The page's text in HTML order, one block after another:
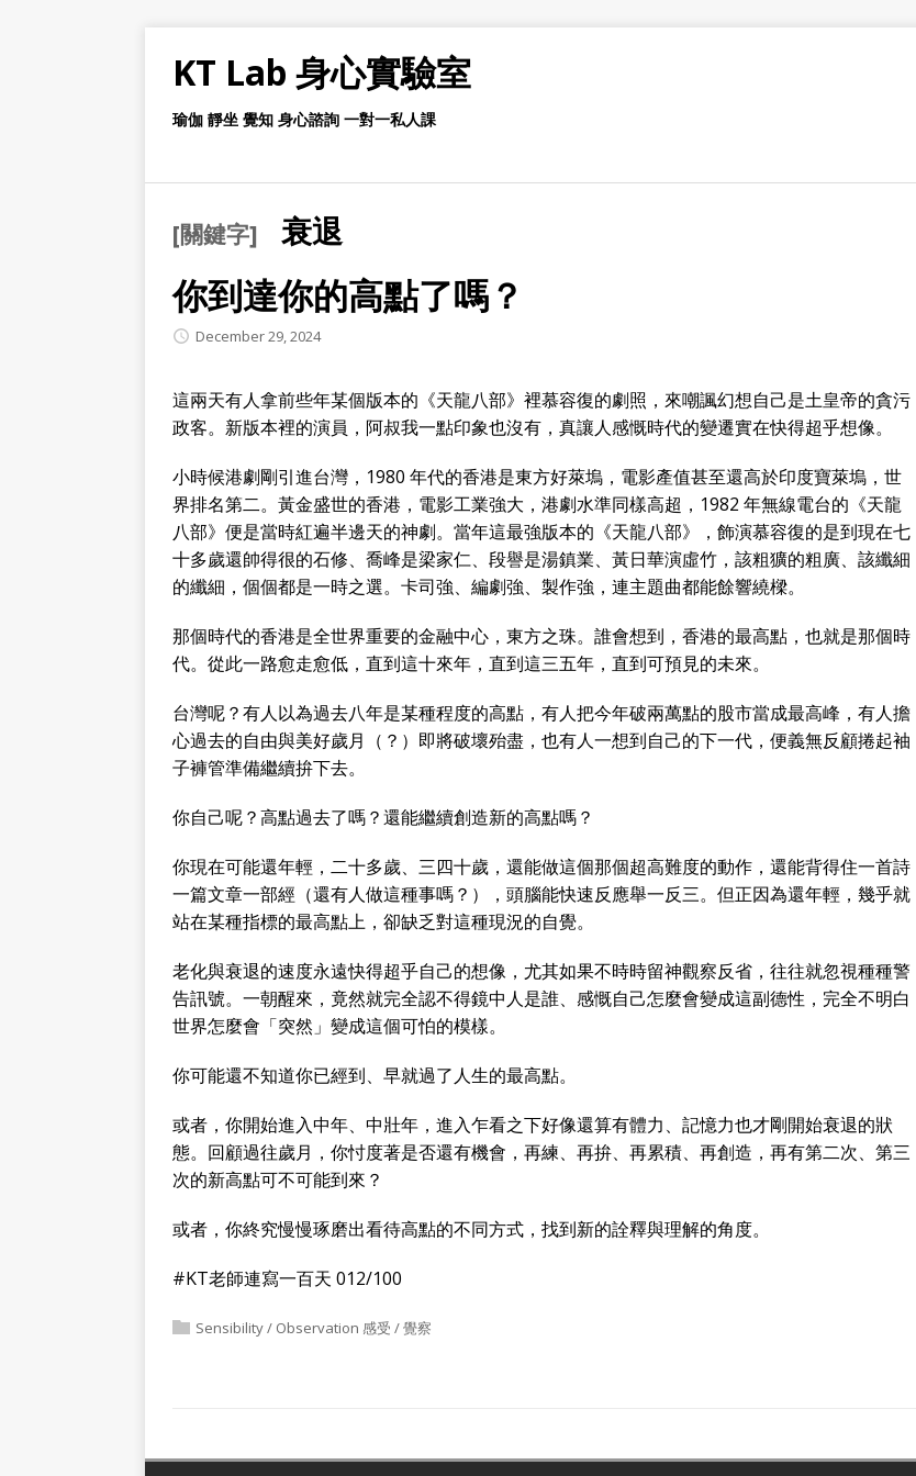
KT Lab 身心實驗室
瑜伽 靜坐 覺知 身心諮詢 一對一私人課
[關鍵字] 衰退
你到達你的高點了嗎？
December 29, 2024
這兩天有人拿前些年某個版本的《天龍八部》裡慕容復的劇照，來嘲諷幻想自己是土皇帝的貪污
政客。新版本裡的演員，阿叔我一點印象也沒有，真讓人感慨時代的變遷實在快得超乎想像。
小時候港劇剛引進台灣，1980 年代的香港是東方好萊塢，電影產值甚至還高於印度寶萊塢，世
界排名第二。黃金盛世的香港，電影工業強大，港劇水準同樣高超，1982 年無線電台的《天龍
八部》便是當時紅遍半邊天的神劇。當年這最強版本的《天龍八部》，飾演慕容復的是到現在七
十多歲還帥得很的石修、喬峰是梁家仁、段譽是湯鎮業、黃日華演虛竹，該粗獷的粗廣、該纖細
的纖細，個個都是一時之選。卡司強、編劇強、製作強，連主題曲都能餘響繞樑。
那個時代的香港是全世界重要的金融中心，東方之珠。誰會想到，香港的最高點，也就是那個時
代。從此一路愈走愈低，直到這十來年，直到這三五年，直到可預見的未來。
台灣呢？有人以為過去八年是某種程度的高點，有人把今年破兩萬點的股市當成最高峰，有人擔
心過去的自由與美好歲月（？）即將破壞殆盡，也有人一想到自己的下一代，便義無反顧捲起袖
子褲管準備繼續拚下去。
你自己呢？高點過去了嗎？還能繼續創造新的高點嗎？
你現在可能還年輕，二十多歲、三四十歲，還能做這個那個超高難度的動作，還能背得住一首詩
一篇文章一部經（還有人做這種事嗎？），頭腦能快速反應舉一反三。但正因為還年輕，幾乎就
站在某種指標的最高點上，卻缺乏對這種現況的自覺。
老化與衰退的速度永遠快得超乎自己的想像，尤其如果不時時留神觀察反省，往往就忽視種種警
告訊號。一朝醒來，竟然就完全認不得鏡中人是誰、感慨自己怎麼會變成這副德性，完全不明白
世界怎麼會「突然」變成這個可怕的模樣。
你可能還不知道你已經到、早就過了人生的最高點。
或者，你開始進入中年、中壯年，進入乍看之下好像還算有體力、記憶力也才剛開始衰退的狀
態。回顧過往歲月，你忖度著是否還有機會，再練、再拚、再累積、再創造，再有第二次、第三
次的新高點可不可能到來？
或者，你終究慢慢琢磨出看待高點的不同方式，找到新的詮釋與理解的角度。
#KT老師連寫一百天 012/100
Sensibility / Observation 感受 / 覺察